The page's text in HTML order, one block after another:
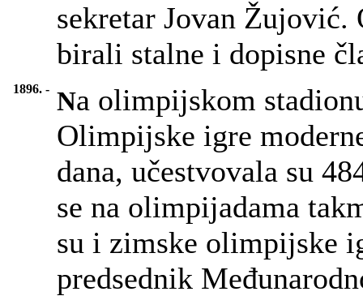
sekretar Jovan Žujović.
birali stalne i dopisne
1896. - Na olimpijskom
Olimpijske igre
dana, učestvovala su
se na olimpijadama
su i zimske olimpijske
predsednik